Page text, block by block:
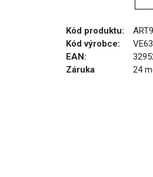
Kód produktu:
Kód výrobce:
EAN:
Záruka
24